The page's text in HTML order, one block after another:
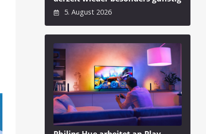
5. August 2026